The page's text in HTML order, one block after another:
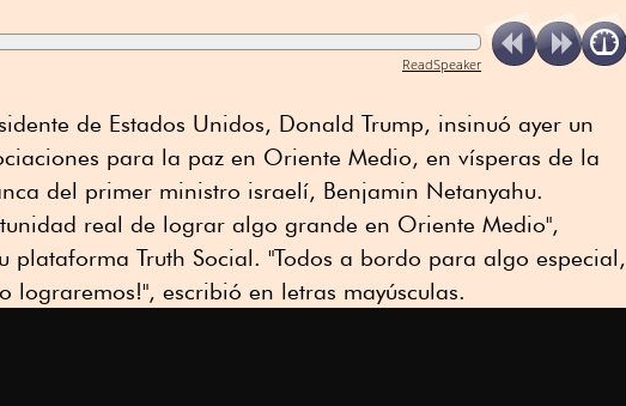
ReadSpeaker
de Estados Unidos, Donald Trump, insinuó ayer un
para la paz en Oriente Medio, en vísperas de la
del primer ministro israelí, Benjamin Netanyahu.
real de lograr algo grande en Oriente Medio",
plataforma Truth Social. "Todos a bordo para algo especial,
lograremos!", escribió en letras mayúsculas.